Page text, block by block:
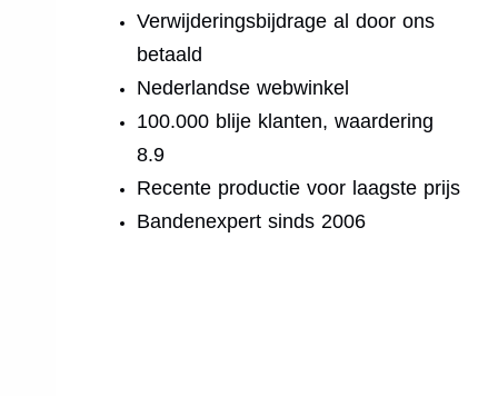
Verwijderingsbijdrage al door ons
betaald
Nederlandse webwinkel
100.000 blije klanten, waardering
8.9
Recente productie voor laagste prijs
Bandenexpert sinds 2006